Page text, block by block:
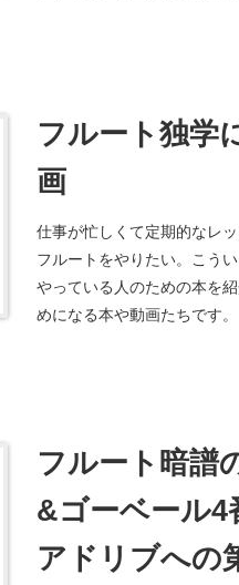
フルート独学
画
仕事が忙しくて定期的なレ
フルートをやりたい。こう
やっている人のための本を
めになる本や動画たちです
フルート暗譜
&ゴーベール4
アドリブへの